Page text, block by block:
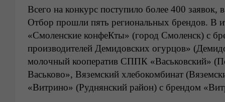
Всего на конкурс поступило более 400 заявок,
Отбор прошли пять региональных брендов. В
«Смоленские конфеКты» (город Смоленск) с
производителей Демидовских огурцов»
молочный кооператив СППК «Васьковский»
Васьково», Вяземский хлебокомбинат
«Витрино» (Руднянский район) с брендом